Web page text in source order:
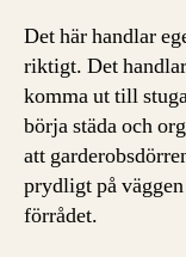
Det här handlar
riktigt. Det
komma ut till
börja städa och
att
prydligt på
förrådet.